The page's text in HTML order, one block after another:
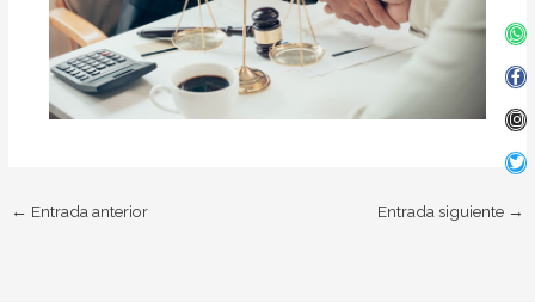
← Entrada anterior Entrada siguiente →
f